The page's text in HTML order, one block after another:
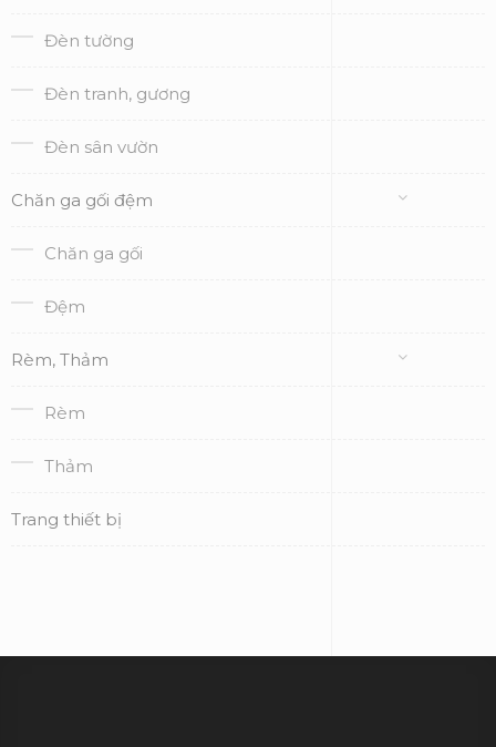
Đèn tường
Đèn tranh, gương
Đèn sân vườn
Chăn ga gối đệm
Chăn ga gối
Đệm
Rèm, Thảm
Rèm
Thảm
Trang thiết bị